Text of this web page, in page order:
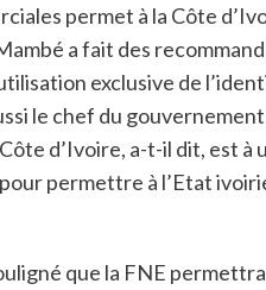
permet à la Côte
a fait des
exclusive de
le chef du
d’Ivoire, a-t-il dit, est à
permettre à l’Etat
que la FNE